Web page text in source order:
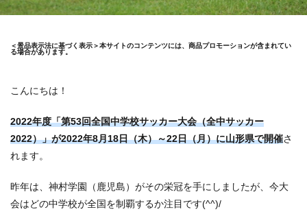
＜景品表示法に基づく表示＞本サイトのコンテンツには、商品プロモーションが含まれてい
る場合があります。
こんにちは！
2022年度「第53回全国中学校サッカー大会（全中サッカー
2022）」が2022年8月18日（木）～22日（月）に山形県で開催さ
れます。
昨年は、神村学園（鹿児島）がその栄冠を手にしましたが、今大
会はどの中学校が全国を制覇するか注目です(^^)/